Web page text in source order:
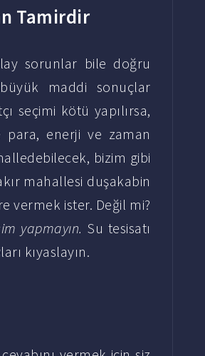
Tamirdir
sorunlar bile doğru
maddi sonuçlar
seçimi kötü yapılırsa,
para, enerji ve zaman
bizim gibi
mahallesi duşakabin
vermek ister. Değil mi?
yapmayın. Su tesisatı
kıyaslayın.